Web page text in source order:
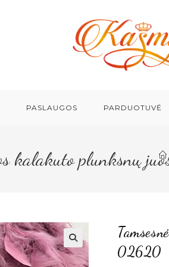
PASLAUGOS PARDUOTUVĖ
kalakuto plunksnų
02620